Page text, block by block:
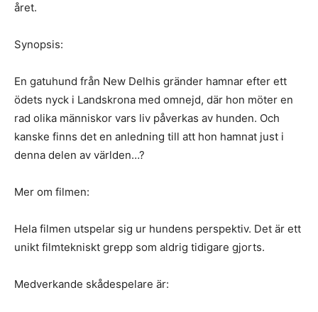
året.
Synopsis:
En gatuhund från New Delhis gränder hamnar efter ett
ödets nyck i Landskrona med omnejd, där hon möter en
rad olika människor vars liv påverkas av hunden. Och
kanske finns det en anledning till att hon hamnat just i
denna delen av världen…?
Mer om filmen:
Hela filmen utspelar sig ur hundens perspektiv. Det är ett
unikt filmtekniskt grepp som aldrig tidigare gjorts.
Medverkande skådespelare är: